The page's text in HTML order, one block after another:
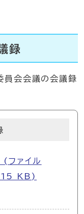
録
員会会議の会議録
ファイル
KB)